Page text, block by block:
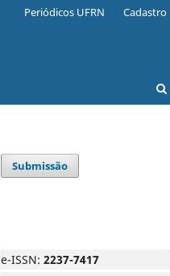
Periódicos UFRN Cadastro
Submissão
e-ISSN: 2237-7417